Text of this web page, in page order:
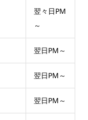
翌々日PM
～
翌日PM～
翌日PM～
翌日PM～